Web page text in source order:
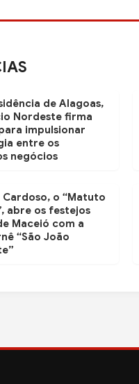
de Alagoas,
Nordeste firma
impulsionar
entre os
negócios
o “Matuto
abre os festejos
Maceió com a
“São João